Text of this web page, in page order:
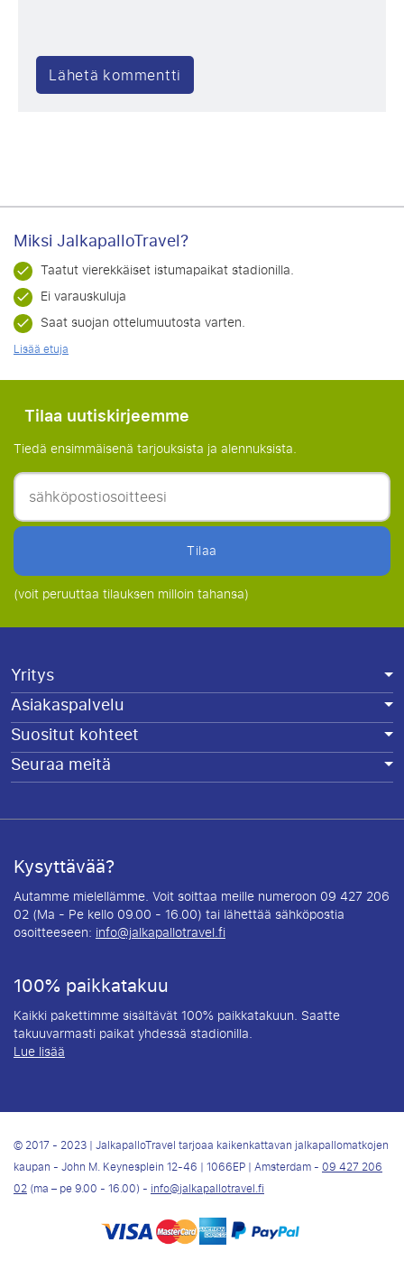
Miksi JalkapalloTravel?
Taatut vierekkäiset istumapaikat stadionilla.
Ei varauskuluja
Saat suojan ottelumuutosta varten.
Lisää etuja
Tilaa uutiskirjeemme
Tiedä ensimmäisenä tarjouksista ja alennuksista.
Tilaa
(voit peruuttaa tilauksen milloin tahansa)
Yritys
Asiakaspalvelu
Suositut kohteet
Seuraa meitä
Kysyttävää?
Autamme mielellämme. Voit soittaa meille numeroon 09 427 206
02 (Ma - Pe kello 09.00 - 16.00) tai lähettää sähköpostia
osoitteeseen: info@jalkapallotravel.fi
100% paikkatakuu
Kaikki pakettimme sisältävät 100% paikkatakuun. Saatte
takuuvarmasti paikat yhdessä stadionilla.
Lue lisää
© 2017 - 2023 | JalkapalloTravel tarjoaa kaikenkattavan jalkapallomatkojen
kaupan - John M. Keynesplein 12-46 | 1066EP | Amsterdam -09 427 206
02(ma – pe 9.00 - 16.00) -info@jalkapallotravel.fi